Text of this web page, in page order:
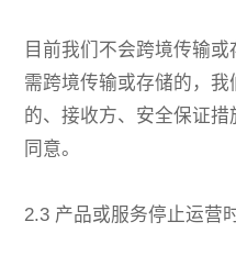
目前我们不会跨境传输
需跨境传输或存储的，
的、接收方、安全保证
同意。
2.3 产品或服务停止运营